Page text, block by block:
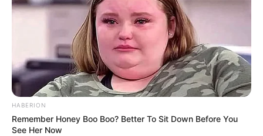
HABERION
Remember Honey Boo Boo? Better To Sit Down Before You
See Her Now